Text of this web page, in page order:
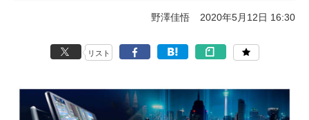
野澤佳悟 2020年5月12日 16:30
リスト